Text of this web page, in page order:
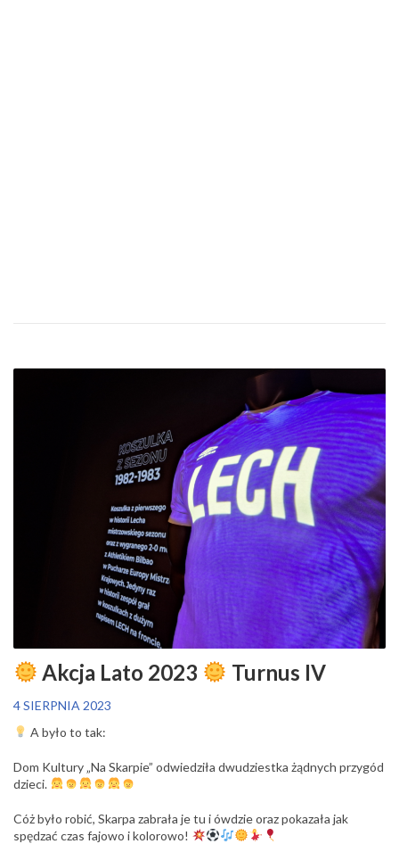
Akcja Lato 2023 Turnus IV
4 SIERPNIA 2023
A było to tak:
Dom Kultury „Na Skarpie” odwiedziła dwudziestka żądnych przygód
dzieci.
Cóż było robić, Skarpa zabrała je tu i ówdzie oraz pokazała jak
spędzać czas fajowo i kolorowo!